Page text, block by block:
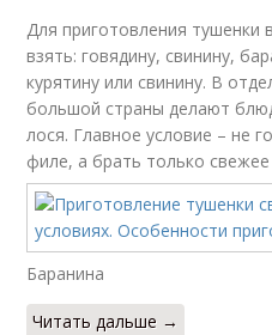
Для приготовления
взять: говядину, свинину,
курятину или свинину. В
большой страны делают
лося. Главное условие – не
филе, а брать только
Баранина
Читать дальше →